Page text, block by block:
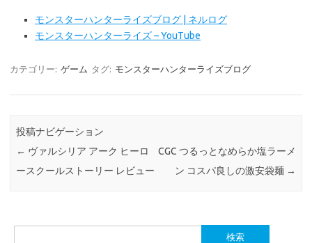
モンスターハンターライズブログ | ネルログ
モンスターハンターライズ – YouTube
カテゴリー: ゲーム タグ: モンスターハンターライズブログ
投稿ナビゲーション
← ヴァルシリア アーク ヒーロ
ースクールストーリー レビュー
CGC つるっとなめらか塩ラーメ
ン コスパ良しの激安袋麺 →